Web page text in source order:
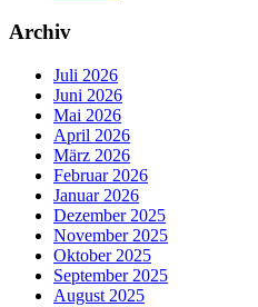
Archiv
Juli 2026
Juni 2026
Mai 2026
April 2026
März 2026
Februar 2026
Januar 2026
Dezember 2025
November 2025
Oktober 2025
September 2025
August 2025